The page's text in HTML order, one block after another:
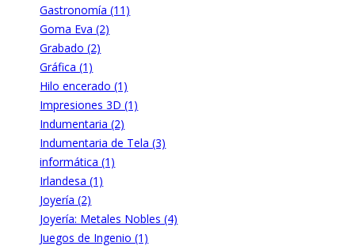
Gastronomía (11)
Goma Eva (2)
Grabado (2)
Gráfica (1)
Hilo encerado (1)
Impresiones 3D (1)
Indumentaria (2)
Indumentaria de Tela (3)
informática (1)
Irlandesa (1)
Joyería (2)
Joyería: Metales Nobles (4)
Juegos de Ingenio (1)